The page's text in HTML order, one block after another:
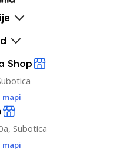
Shop
mapi
Subotica
mapi